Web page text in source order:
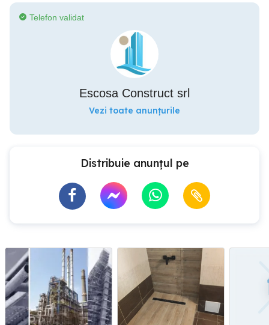
Telefon validat
Escosa Construct srl
Vezi toate anunțurile
Distribuie anunțul pe